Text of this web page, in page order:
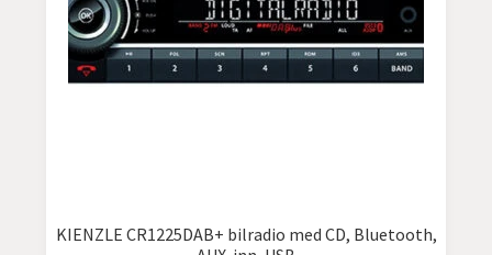
KIENZLE CR1225DAB+ bilradio med CD, Bluetooth,